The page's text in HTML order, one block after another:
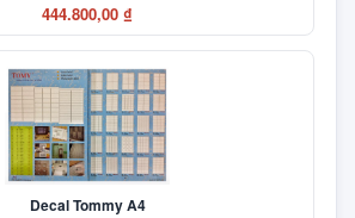
444.800,00 ₫
Decal Tommy A4